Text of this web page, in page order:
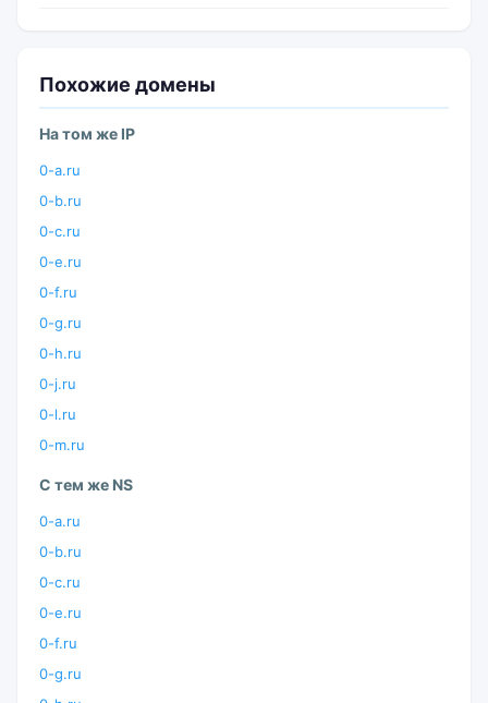
Похожие домены
На том же IP
0-a.ru
0-b.ru
0-c.ru
0-e.ru
0-f.ru
0-g.ru
0-h.ru
0-j.ru
0-l.ru
0-m.ru
С тем же NS
0-a.ru
0-b.ru
0-c.ru
0-e.ru
0-f.ru
0-g.ru